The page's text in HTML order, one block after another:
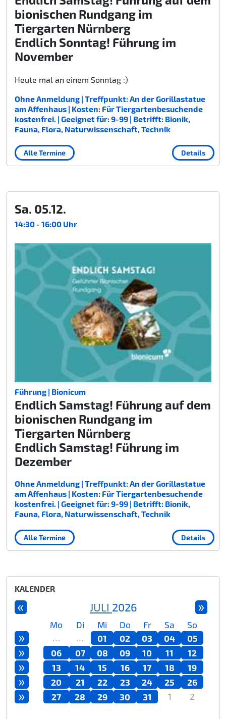
bionischen Rundgang im
Tiergarten Nürnberg
Endlich Sonntag! Führung im
November
Heute mal an einem Sonntag :)
Ohne Anmeldung | Treffpunkt: An der Gorillastatue
am Affenhaus | Kosten: Für Tiergartenbesuchende
kostenfrei. | Geeignet für: 9-99 | Betrifft: Bionik,
Fauna, Flora, Naturwissenschaft, Technik
Details
Alle Termine
Sa. 05.12.
14:30 - 16:00 Uhr
Führung | Bionicum
Endlich Samstag! Führung auf dem
bionischen Rundgang im
Tiergarten Nürnberg
Endlich Samstag! Führung im
Dezember
Ohne Anmeldung | Treffpunkt: An der Gorillastatue
am Affenhaus | Kosten: Für Tiergartenbesuchende
kostenfrei. | Geeignet für: 9-99 | Betrifft: Bionik,
Fauna, Flora, Naturwissenschaft, Technik
Details
Alle Termine
KALENDER
»
« JULI 2026
Mo Di Mi Do Fr Sa So
» … … 01 02 03 04 05
» 06 07 08 09 10 11 12
» 13 14 15 16 17 18 19
» 20 21 22 23 24 25 26
» 27 28 29 30 31 1 2